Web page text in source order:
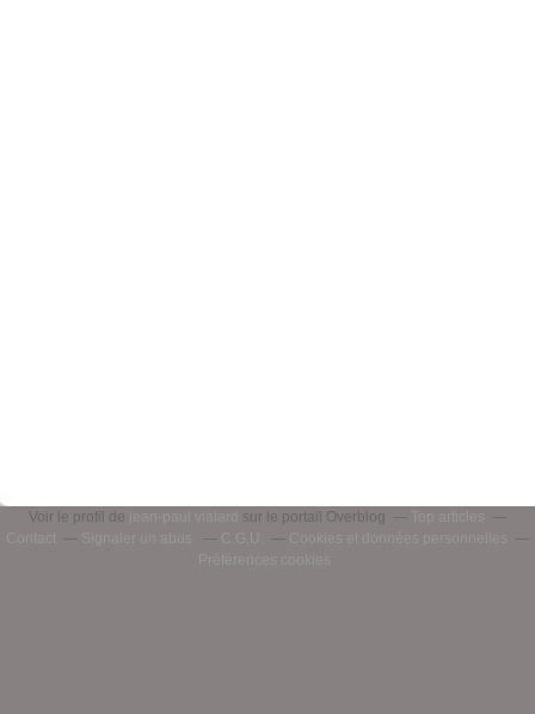
Voir le profil de jean-paul vialard sur le portail Overblog
Top articles
Contact
Signaler un abus C.G.U.
Cookies et données personnelles
Préférences cookies